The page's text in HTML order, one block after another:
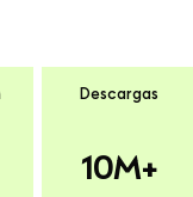
Descargas
10M+